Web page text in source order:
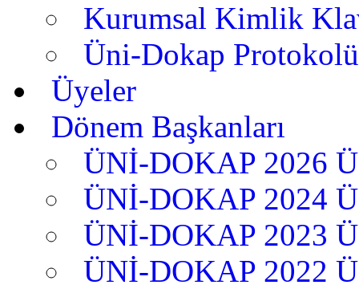
Kurumsal Kimlik
Üni-Dokap Protokolü
Üyeler
Dönem Başkanları
ÜNİ-DOKAP 2026
ÜNİ-DOKAP 2024
ÜNİ-DOKAP 2023
ÜNİ-DOKAP 2022